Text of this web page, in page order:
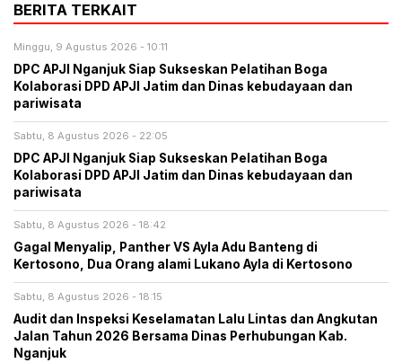
BERITA TERKAIT
Minggu, 9 Agustus 2026 - 10:11
DPC APJI Nganjuk Siap Sukseskan Pelatihan Boga
Kolaborasi DPD APJI Jatim dan Dinas kebudayaan dan
pariwisata
Sabtu, 8 Agustus 2026 - 22:05
DPC APJI Nganjuk Siap Sukseskan Pelatihan Boga
Kolaborasi DPD APJI Jatim dan Dinas kebudayaan dan
pariwisata
Sabtu, 8 Agustus 2026 - 18:42
Gagal Menyalip, Panther VS Ayla Adu Banteng di
Kertosono, Dua Orang alami Lukano Ayla di Kertosono
Sabtu, 8 Agustus 2026 - 18:15
Audit dan Inspeksi Keselamatan Lalu Lintas dan Angkutan
Jalan Tahun 2026 Bersama Dinas Perhubungan Kab.
Nganjuk